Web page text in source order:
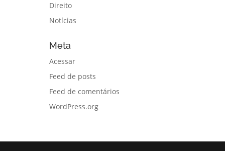
Direito
Notícias
Meta
Acessar
Feed de posts
Feed de comentários
WordPress.org